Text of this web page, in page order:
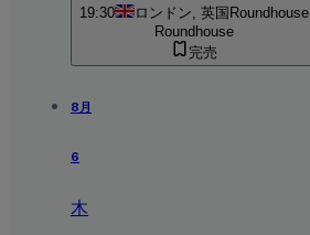
19:30 ロンドン, 英国 Roundhouse
Roundhouse
完売
8月
6
木